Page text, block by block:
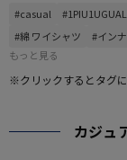
#casual
#綿 ワイシャツ
#イン
もっと見る
※クリックするとタグ
カジュ